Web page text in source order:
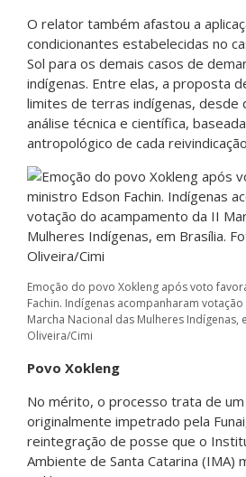
O relator também afastou a
condicionantes estabelecidas no
Sol para os demais casos de
indígenas. Entre elas, a proposta
limites de terras indígenas, desde
análise técnica e científica,
antropológico de cada
Emoção do povo Xokleng após voto
Fachin. Indígenas acompanharam
Marcha Nacional das Mulheres Indígenas,
Oliveira/Cimi
Povo Xokleng
No mérito, o processo trata de
originalmente impetrado pela
reintegração de posse que o
Ambiente de Santa Catarina (IMA)